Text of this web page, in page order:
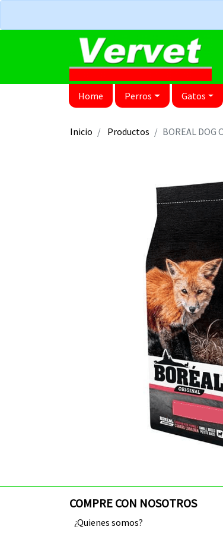
Home Perros Gatos
Inicio Productos BOREAL DOG
COMPRE CON NOSOTROS
¿Quienes somos?